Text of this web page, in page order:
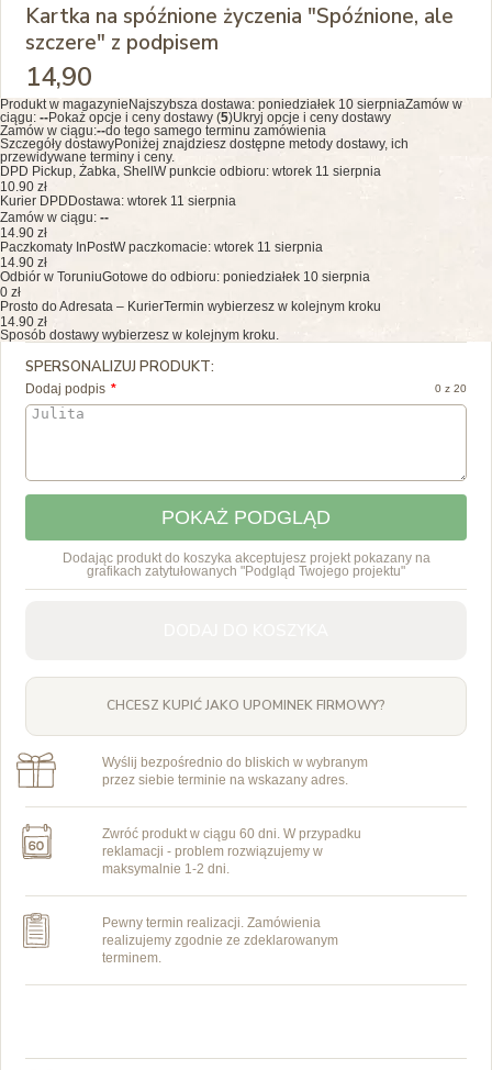
Kartka na spóźnione życzenia "Spóźnione, ale
szczere" z podpisem
14,90
Produkt w magazynie Najszybsza dostawa: poniedziałek 10 sierpniaZamów w
ciągu: --Pokaż opcje i ceny dostawy (5)Ukryj opcje i ceny dostawy
Zamów w ciągu:--do tego samego terminu zamówienia
Szczegóły dostawyPoniżej znajdziesz dostępne metody dostawy, ich
przewidywane terminy i ceny.
DPD Pickup, Żabka, Shell W punkcie odbioru: wtorek 11 sierpnia
10.90 zł
Kurier DPD Dostawa: wtorek 11 sierpnia
Zamów w ciągu: --
14.90 zł
Paczkomaty InPostW paczkomacie: wtorek 11 sierpnia
14.90 zł
Odbiór w ToruniuGotowe do odbioru: poniedziałek 10 sierpnia
0 zł
Prosto do Adresata – KurierTermin wybierzesz w kolejnym kroku
14.90 zł
Sposób dostawy wybierzesz w kolejnym kroku.
SPERSONALIZUJ PRODUKT:
Dodaj podpis 0 z 20
POKAŻ PODGLĄD
Dodając produkt do koszyka akceptujesz projekt pokazany na
grafikach zatytułowanych "Podgląd Twojego projektu"
CHCESZ KUPIĆ JAKO UPOMINEK FIRMOWY?
Wyślij bezpośrednio do bliskich w wybranym
przez siebie terminie na wskazany adres.
Zwróć produkt w ciągu 60 dni. W przypadku
reklamacji - problem rozwiązujemy w
maksymalnie 1-2 dni.
Pewny termin realizacji. Zamówienia
realizujemy zgodnie ze zdeklarowanym
terminem.